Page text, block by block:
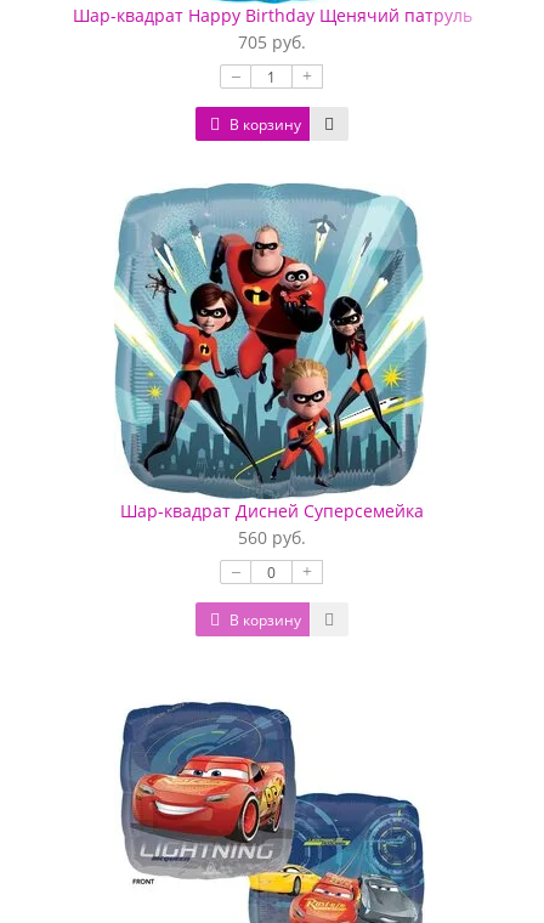
Шар-квадрат Happy Birthday Щенячий патруль
705 руб.
– +
В корзину
Шар-квадрат Дисней Суперсемейка
560 руб.
– +
В корзину